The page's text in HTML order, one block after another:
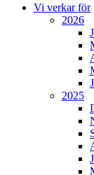
Vi verkar för
2026
2025